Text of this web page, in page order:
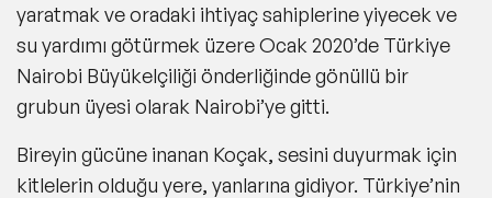
yaratmak ve oradaki ihtiyaç sahiplerine yiyecek ve
su yardımı götürmek üzere Ocak 2020’de Türkiye
Nairobi Büyükelçiliği önderliğinde gönüllü bir
grubun üyesi olarak Nairobi’ye gitti.
Bireyin gücüne inanan Koçak, sesini duyurmak için
kitlelerin olduğu yere, yanlarına gidiyor. Türkiye’nin